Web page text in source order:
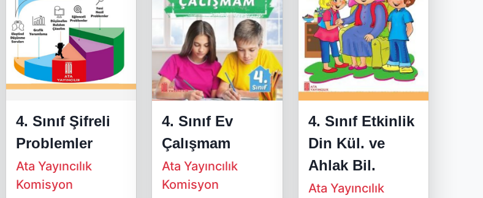
4. Sınıf Şifreli
Problemler
Ata Yayıncılık
Komisyon
4. Sınıf Ev
Çalışmam
Ata Yayıncılık
Komisyon
4. Sınıf Etkinlik
Din Kül. ve
Ahlak Bil.
Ata Yayıncılık